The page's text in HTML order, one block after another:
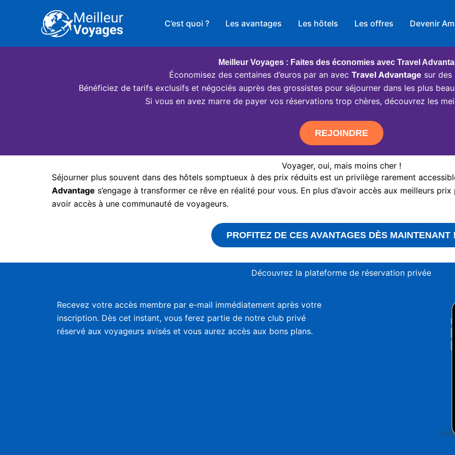
C’est quoi ? Les avantages Les hôtels Les offres Devenir
Meilleur Voyages : Faites des économies avec Travel
Économisez des centaines d’euros par an avec Travel Advantage sur des
Bénéficiez de tarifs exclusifs et négociés auprès des grossistes pour séjourner dans les plus
Si vous en avez marre de payer vos réservations trop chères, découvrez les
REJOINDRE
Voyager, oui, mais moins cher !
Séjourner plus souvent dans des hôtels somptueux à des prix réduits est un privilège rarement
Advantage s’engage à transformer ce rêve en réalité pour vous. En plus d’avoir accès aux meilleurs
avoir accès à une communauté de voyageurs.
PROFITEZ DE CES AVANTAGES DÈS MAINTENANT
Découvrez la plateforme de réservation privée
Recevez votre accès membre par e-mail immédiatement après votre
inscription. Dès cet instant, vous ferez partie de notre club privé
réservé aux voyageurs avisés et vous aurez accès aux bons plans.